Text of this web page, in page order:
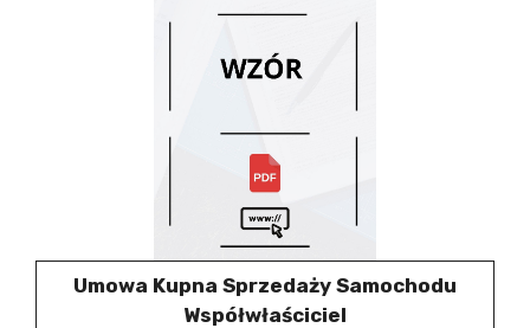
Umowa Kupna Sprzedaży Samochodu
Współwłaściciel